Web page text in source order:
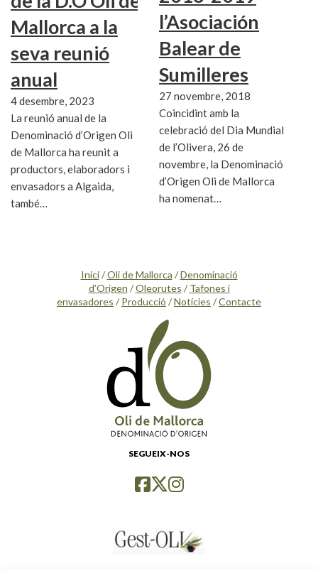
Mallorca a la
seva reunió
anual
4 desembre, 2023
La reunió anual de la
Denominació d’Origen Oli
de Mallorca ha reunit a
productors, elaboradors i
envasadors a Algaida,
també…
l’Asociación
Balear de
Sumilleres
27 novembre, 2018
Coincidint amb la
celebració del Dia Mundial
de l’Olivera, 26 de
novembre, la Denominació
d’Origen Oli de Mallorca
ha nomenat…
Inici/Oli de Mallorca /Denominació
d’Origen /Oleorutes / Tafones i
envasadores / Producció /Notícies /Contacte
SEGUEIX-NOS